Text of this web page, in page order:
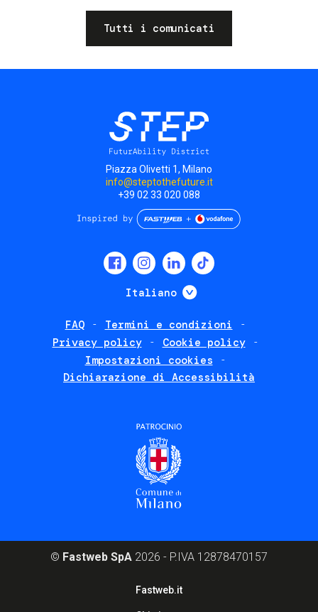
Tutti i comunicati
Piazza Olivetti 1, Milano
info@steptothefuture.it
+39 02 33 020 088
Italiano Mostra ulteriori
FAQ
Termini e condizioni
Privacy policy
Cookie policy
Impostazioni cookies
Dichiarazione di Accessibilità
© Fastweb SpA 2026 - P.IVA 12878470157
Fastweb.it